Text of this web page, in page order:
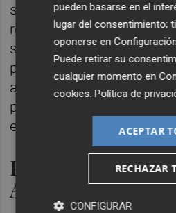
situaciones traumáticas y
recuperación puede
significativamente. La
psicológico profesional
abordar estas reacciones
proceso de recuperación
el propio Colegio en un
Puntos
Ayuntamiento
pueden basarse en el
lugar del consentimiento;
oponerse en
Puede retirar su
cualquier momento en
cookies.Política de
ACEPTAR
RECHAZAR
CONFIGURAR